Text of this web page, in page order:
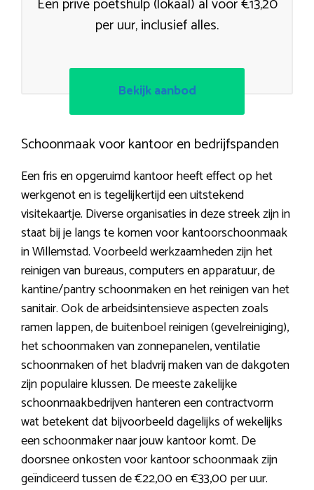
per uur, inclusief alles.
Bekijk aanbod
Schoonmaak voor kantoor en bedrijfspanden
Een fris en opgeruimd kantoor heeft effect op het
werkgenot en is tegelijkertijd een uitstekend
visitekaartje. Diverse organisaties in deze streek zijn in
staat bij je langs te komen voor kantoorschoonmaak
in Willemstad. Voorbeeld werkzaamheden zijn het
reinigen van bureaus, computers en apparatuur, de
kantine/pantry schoonmaken en het reinigen van het
sanitair. Ook de arbeidsintensieve aspecten zoals
ramen lappen, de buitenboel reinigen (gevelreiniging),
het schoonmaken van zonnepanelen, ventilatie
schoonmaken of het bladvrij maken van de dakgoten
zijn populaire klussen. De meeste zakelijke
schoonmaakbedrijven hanteren een contractvorm
wat betekent dat bijvoorbeeld dagelijks of wekelijks
een schoonmaker naar jouw kantoor komt. De
doorsnee onkosten voor kantoor schoonmaak zijn
geïndiceerd tussen de €22,00 en €33,00 per uur.